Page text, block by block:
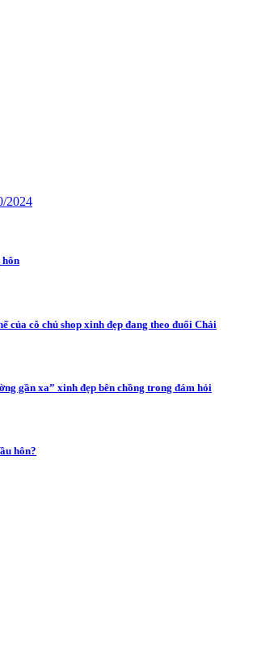
2024
hôn
cô chủ shop xinh đẹp đang theo đuổi Chải
gần xa” xinh đẹp bên chồng trong đám hỏi
hôn?